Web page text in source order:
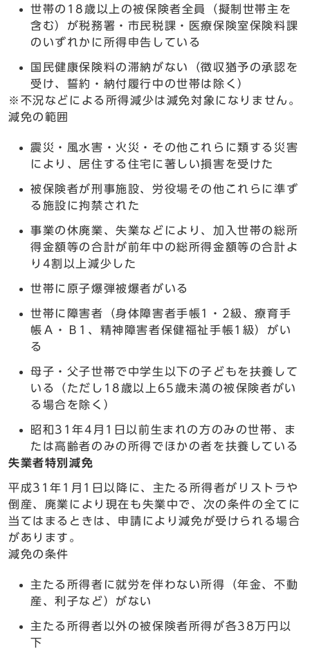
世帯の18歳以上の被保険者全員（擬制世帯主を
含む）が税務署・市民税課・医療保険室保険料課
のいずれかに所得申告している
国民健康保険料の滞納がない（徴収猶予の承認を
受け、誓約・納付履行中の世帯は除く）
※不況などによる所得減少は減免対象になりません。
減免の範囲
震災・風水害・火災・その他これらに類する災害
により、居住する住宅に著しい損害を受けた
被保険者が刑事施設、労役場その他これらに準ず
る施設に拘禁された
事業の休廃業、失業などにより、加入世帯の総所
得金額等の合計が前年中の総所得金額等の合計よ
り4割以上減少した
世帯に原子爆弾被爆者がいる
世帯に障害者（身体障害者手帳1・2級、療育手
帳Ａ・Ｂ1、精神障害者保健福祉手帳1級）がい
る
母子・父子世帯で中学生以下の子どもを扶養して
いる（ただし18歳以上65歳未満の被保険者がい
る場合を除く）
昭和31年4月1日以前生まれの方のみの世帯、ま
たは高齢者のみの所得でほかの者を扶養している
失業者特別減免
平成31年1月1日以降に、主たる所得者がリストラや
倒産、廃業により現在も失業中で、次の条件の全てに
当てはまるときは、申請により減免が受けられる場合
があります。
減免の条件
主たる所得者に就労を伴わない所得（年金、不動
産、利子など）がない
主たる所得者以外の被保険者所得が各38万円以
下